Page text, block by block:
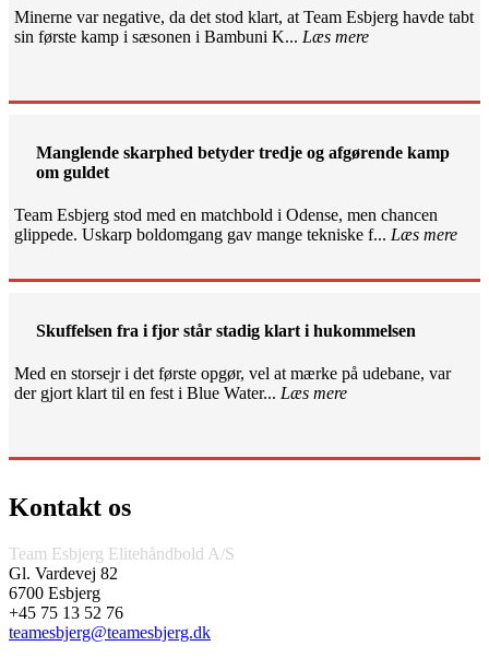
Minerne var negative, da det stod klart, at Team Esbjerg havde tabt
sin første kamp i sæsonen i Bambuni K... Læs mere
Manglende skarphed betyder tredje og afgørende kamp
om guldet
Team Esbjerg stod med en matchbold i Odense, men chancen
glippede. Uskarp boldomgang gav mange tekniske f... Læs mere
Skuffelsen fra i fjor står stadig klart i hukommelsen
Med en storsejr i det første opgør, vel at mærke på udebane, var
der gjort klart til en fest i Blue Water... Læs mere
Kontakt os
Team Esbjerg Elitehåndbold A/S
Gl. Vardevej 82
6700 Esbjerg
+45 75 13 52 76
teamesbjerg@teamesbjerg.dk